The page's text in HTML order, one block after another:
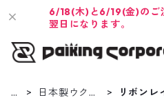
6/18(木)と6/19(金)のご
翌日になります。
H
日本製ウクレ
リボンレ